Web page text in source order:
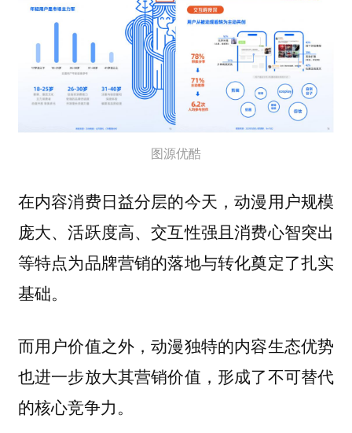
图源优酷
在内容消费日益分层的今天，动漫用户规模
庞大、活跃度高、交互性强且消费心智突出
等特点为品牌营销的落地与转化奠定了扎实
基础。
而用户价值之外，动漫独特的内容生态优势
也进一步放大其营销价值，形成了不可替代
的核心竞争力。